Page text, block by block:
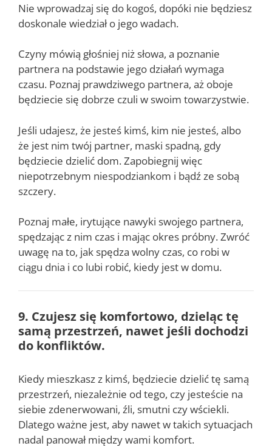
Nie wprowadzaj się do kogoś, dopóki nie będziesz
doskonale wiedział o jego wadach.
Czyny mówią głośniej niż słowa, a poznanie
partnera na podstawie jego działań wymaga
czasu. Poznaj prawdziwego partnera, aż oboje
będziecie się dobrze czuli w swoim towarzystwie.
Jeśli udajesz, że jesteś kimś, kim nie jesteś, albo
że jest nim twój partner, maski spadną, gdy
będziecie dzielić dom. Zapobiegnij więc
niepotrzebnym niespodziankom i bądź ze sobą
szczery.
Poznaj małe, irytujące nawyki swojego partnera,
spędzając z nim czas i mając okres próbny. Zwróć
uwagę na to, jak spędza wolny czas, co robi w
ciągu dnia i co lubi robić, kiedy jest w domu.
9. Czujesz się komfortowo, dzieląc tę
samą przestrzeń, nawet jeśli dochodzi
do konfliktów.
Kiedy mieszkasz z kimś, będziecie dzielić tę samą
przestrzeń, niezależnie od tego, czy jesteście na
siebie zdenerwowani, źli, smutni czy wściekli.
Dlatego ważne jest, aby nawet w takich sytuacjach
nadal panował między wami komfort.